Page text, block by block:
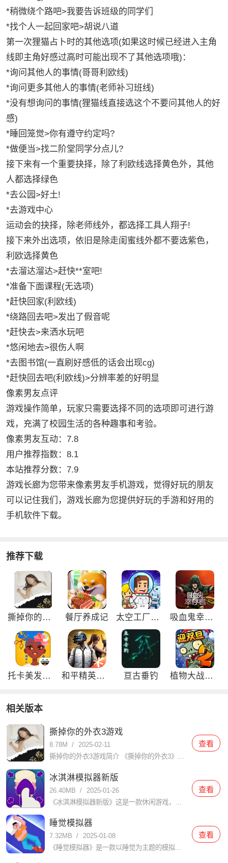
*稍微绕个路吧>我要告诉班级的同学们
*找个人一起回家吧>胡说八道
第一次狸猫占卜时的其他选项(如果这时候已经进入主角
线即主角好感过高时可能出现不了其他选项哦)：
*询问其他人的事情(哥哥利欧线)
*询问更多其他人的事情(老师补习班线)
*没有想询问的事情(狸猫线直接选这个不要问其他人的好
感)
*睡回笼觉>你有遵守约定吗?
*做便当>找二阶堂同学分点儿?
接下来有一个重要抉择，除了利欧线选择黄色外，其他
人都选择绿色
*去公园>好土!
*去游戏中心
运动会的抉择，除老师线外，都选择工具人翔子!
接下来外出选项，依旧是除走闺蜜线外都不要选紫色，
利欧选择黄色
*去溜达溜达>赶快**室吧!
*准备下面课程(无选项)
*赶快回家(利欧线)
*绕路回去吧>发出了假音呢
*赶快去>来洒水玩吧
*悠闲地去>很伤人啊
*去图书馆(一直刷好感低的话会出现cg)
*赶快回去吧(利欧线)>分辨率差的好明显
像素男友点评
游戏操作简单，玩家只需要选择不同的选项即可进行游
戏，充满了校园生活的各种趣事和考验。
像素男友互动：7.8
用户推荐指数：8.1
本站推荐分数：7.9
游戏长廊为您带来像素男友手机游戏，觉得好玩的朋友
可以记住我们，游戏长廊为您提供好玩的手游和好用的
手机软件下载。
推荐下载
撕掉你的外衣3游戏 餐厅养成记 太空工厂大亨免广告版 吸血鬼幸存者免广告版
托卡美发沙龙4可化妆版 和平精英刺激归来版 亘古垂钓 植物大战僵尸2双旦内购免费版
相关版本
撕掉你的外衣3游戏
8.78M / 2025-02-11
撕掉你的外衣3游戏简介 《撕掉你的外衣3》是一款充满创意和挑战的休闲益智游戏，以其独特的玩法和引人入胜的剧情吸引了大量玩家。在游戏中，玩家需要通过智慧和策略解开谜题，帮助角色逐步撕掉外衣，展现其真实魅
查看
冰淇淋模拟器新版
26.40MB /
2025-01-26
查看
睡觉模拟器
7.32MB / 2025-01-08
《睡觉模拟器》是一款以睡觉为主题的模拟游戏，玩家在游戏中扮演一个需要睡觉的人物，通过不同的操作模拟睡觉的过程。游戏中包含了丰富的场景和道具，玩家可以根据自己的喜好和需要选择不同的场景和道具，来达到更好
查看